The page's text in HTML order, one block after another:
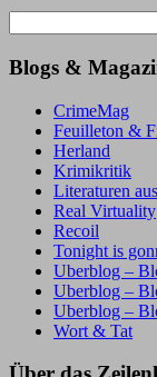
nach:
Blogs &
CrimeMag
Feuilleton &
Herland
Krimikritik
Literaturen
Real Virtuality
Recoil
Tonight is
Uberblog –
Uberblog –
Uberblog –
Wort & Tat